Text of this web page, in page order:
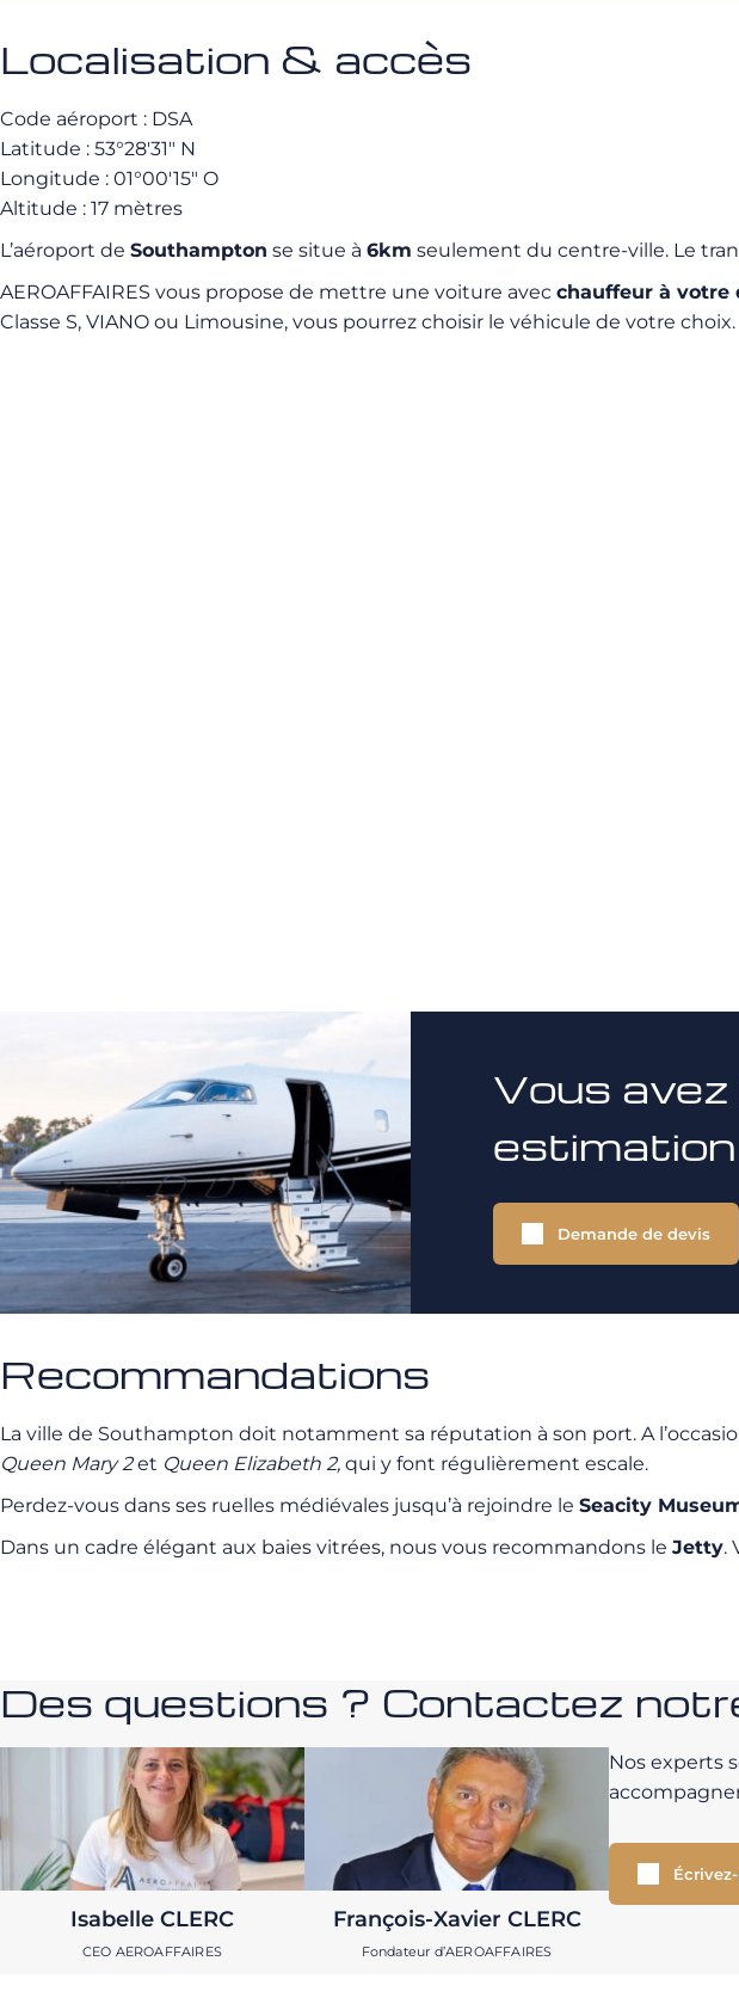
Localisation & accès
Code aéroport : DSA
Latitude : 53°28′31″ N
Longitude : 01°00′15″ O
Altitude : 17 mètres
L’aéroport de Southampton se situe à 6km seulement du centre-ville. Le
AEROAFFAIRES vous propose de mettre une voiture avec chauffeur à votre
Classe S, VIANO ou Limousine, vous pourrez choisir le véhicule de votre choix.
Vous
Demande de devis
Recommandations
La ville de Southampton doit notamment sa réputation à son port. A
Queen Mary2et Queen Elizabeth 2, qui y font régulièrement escale.
Perdez-vous dans ses ruelles médiévales jusqu’à rejoindre le Seacity
Dans un cadre élégant aux baies vitrées, nous vous recommandons le Jetty.
Des questions ? Contactez
Isabelle CLERC
CEO AEROAFFAIRES
François-Xavier CLERC
Fondateur d’AEROAFFAIRES
Nos experts